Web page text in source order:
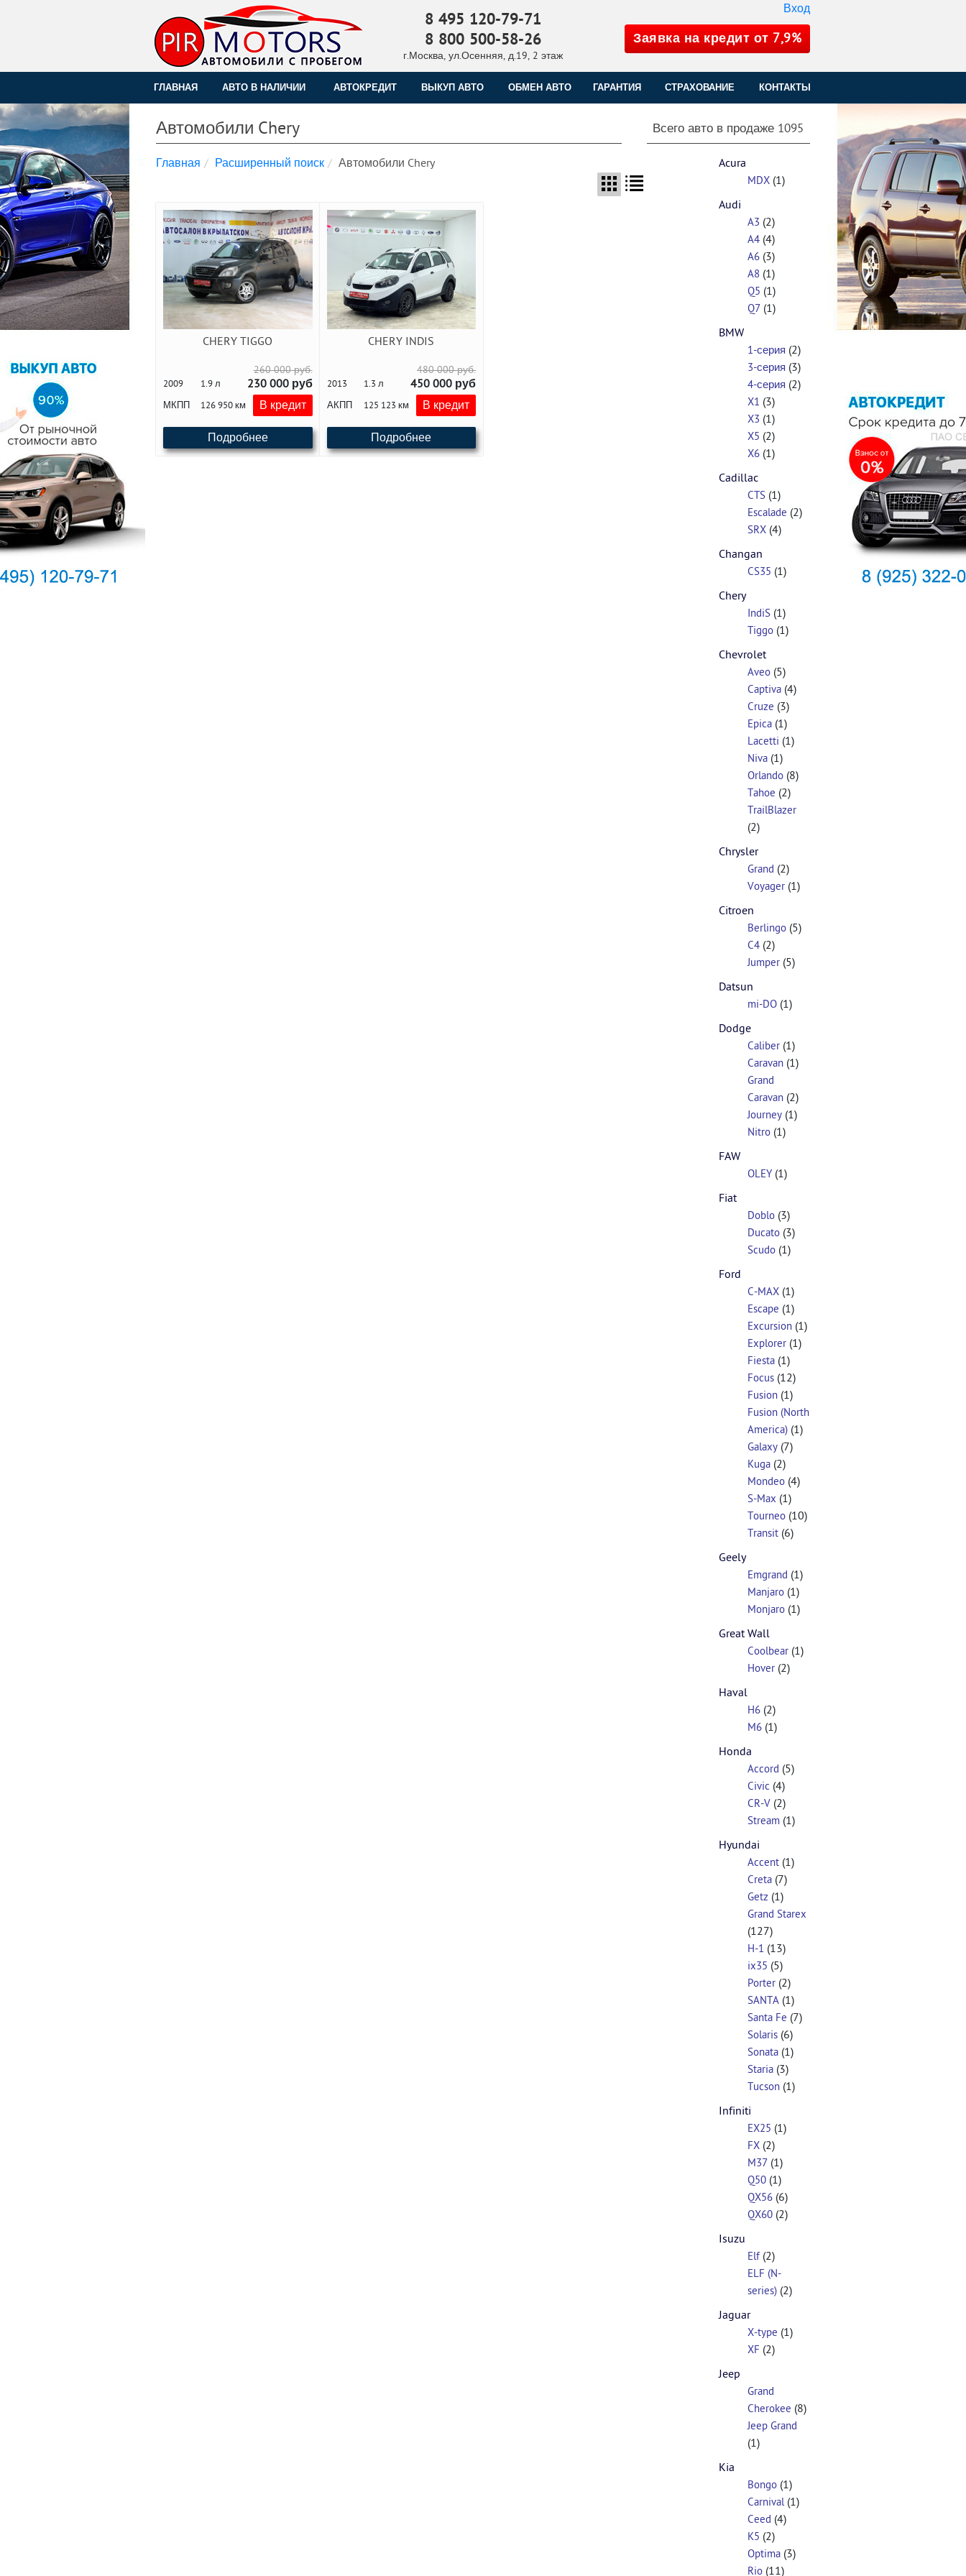
8 495 120-79-71
8 800 500-58-26
г.Москва, ул.Осенняя, д.19, 2 этаж
Вход
Заявка на кредит от 7,9%
ГЛАВНАЯ АВТО В НАЛИЧИИ АВТОКРЕДИТ ВЫКУП АВТО ОБМЕН АВТО ГАРАНТИЯ СТРАХОВАНИЕ КОНТАКТЫ
Автомобили Chery
Главная Расширенный поиск Автомобили Chery
CHERY TIGGO
260 000 руб.
2009 1.9 л 230 000 руб
МКПП 126 950 км В кредит
Подробнее
CHERY INDIS
480 000 руб.
2013 1.3 л 450 000 руб
АКПП 125 123 км В кредит
Подробнее
Всего авто в продаже 1095
Acura
MDX(1)
Audi
A3 (2)
A4(4)
A6(3)
A8 (1)
Q5 (1)
Q7(1)
BMW
1-серия (2)
3-серия (3)
4-серия (2)
X1 (3)
X3 (1)
X5 (2)
X6(1)
Cadillac
CTS(1)
Escalade (2)
SRX(4)
Changan
CS35 (1)
Chery
IndiS(1)
Tiggo(1)
Chevrolet
Aveo(5)
Captiva(4)
Cruze (3)
Epica(1)
Lacetti (1)
Niva(1)
Orlando(8)
Tahoe (2)
TrailBlazer
(2)
Chrysler
Grand (2)
Voyager(1)
Citroen
Berlingo(5)
C4(2)
Jumper(5)
Datsun
mi-DO(1)
Dodge
Caliber(1)
Caravan(1)
Grand
Caravan(2)
Journey(1)
Nitro(1)
FAW
OLEY(1)
Fiat
Doblo(3)
Ducato(3)
Scudo(1)
Ford
C-MAX(1)
Escape (1)
Excursion(1)
Explorer(1)
Fiesta(1)
Focus(12)
Fusion(1)
Fusion (North
America)(1)
Galaxy(7)
Kuga(2)
Mondeo(4)
S-Max (1)
Tourneo(10)
Transit(6)
Geely
Emgrand (1)
Manjaro(1)
Monjaro(1)
Great Wall
Coolbear(1)
Hover(2)
Haval
H6(2)
M6(1)
Honda
Accord (5)
Civic (4)
CR-V(2)
Stream(1)
Hyundai
Accent(1)
Creta(7)
Getz (1)
Grand Starex
(127)
H-1 (13)
ix35 (5)
Porter(2)
SANTA(1)
Santa Fe (7)
Solaris(6)
Sonata(1)
Staria(3)
Tucson(1)
Infiniti
EX25 (1)
FX(2)
M37(1)
Q50(1)
QX56(6)
QX60(2)
Isuzu
Elf(2)
ELF (N-
series)(2)
Jaguar
X-type (1)
XF (2)
Jeep
Grand
Cherokee (8)
Jeep Grand
(1)
Kia
Bongo(1)
Carnival(1)
Ceed (4)
K5 (2)
Optima(3)
Rio(11)